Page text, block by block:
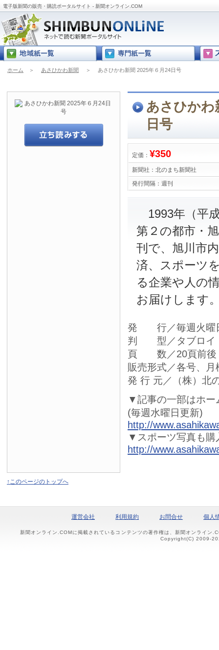
電子版新聞の販売・購読ポータルサイト - 新聞オンライン.COM
ホーム ＞ あさひかわ新聞 ＞ あさひかわ新聞 2025年６月24日号
あさひかわ
日号
定価： ¥350
新聞社： 北のまち新聞社
発行間隔： 週刊
1993年（平
第２の都市・
刊で、旭川市
済、スポーツ
る企業や人の
お届けします
発 行／毎週火曜
判 型／タブロイ
頁 数／20頁前後
販売形式／各号、月
発 行 元／（株）北
▼記事の一部はホー
(毎週水曜日更新)
http://
▼スポーツ写真も購
http://
↑このページのトップへ
運営会社 利用規約 お問合せ 個人
新聞オンライン.COMに掲載されているコンテンツの著作権は、新聞オンライン
Copyright(C) 2009-